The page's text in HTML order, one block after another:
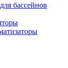
бассейнов